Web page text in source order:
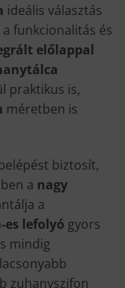
ideális választás
funkcionalitás és
előlappal
praktikus is,
méretben is
biztosít,
a nagy
a
es lefolyó gyors
mindig
zuhanyszifon